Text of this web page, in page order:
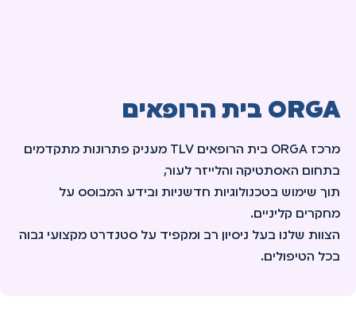
ORGA בית הרופאים
מרכז ORGA בית הרופאים TLV מעניק פתרונות מתקדמים
בתחום האסתטיקה והלייזר לעור,
תוך שימוש בטכנולוגיות חדשניות ובידע המבוסס על
מחקרים קליניים.
הצוות שלנו בעל ניסיון רב ומקפיד על סטנדרט מקצועי גבוה
בכל הטיפולים.